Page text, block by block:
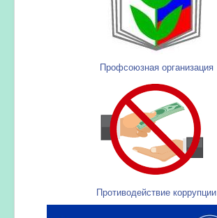
Профсоюзная организация
Противодействие коррупции